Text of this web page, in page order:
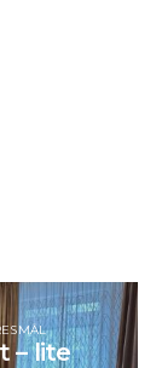
– lite